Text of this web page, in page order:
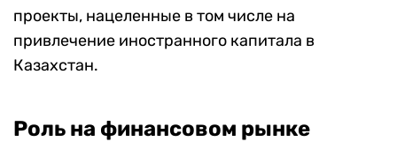
проекты, нацеленные в том числе на
привлечение иностранного капитала в
Казахстан.
Роль на финансовом рынке